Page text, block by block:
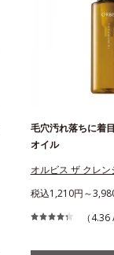
毛穴汚れ落ちに着
オイル
オルビス ザ クレ
税込1,210円～
（4.36